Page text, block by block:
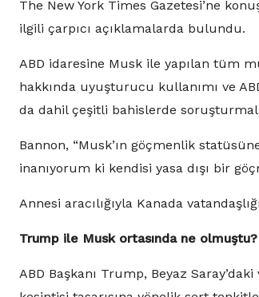
The New York Times Gazetesi’ne
ilgili çarpıcı açıklamalarda bulundu.
ABD idaresine Musk ile yapılan tüm
hakkında uyuşturucu kullanımı ve
da dahil çeşitli bahislerde
Bannon, “Musk’ın göçmenlik
inanıyorum ki kendisi yasa dışı bir
Annesi aracılığıyla Kanada
Trump ile Musk ortasında ne olmuştu?
ABD Başkanı Trump, Beyaz